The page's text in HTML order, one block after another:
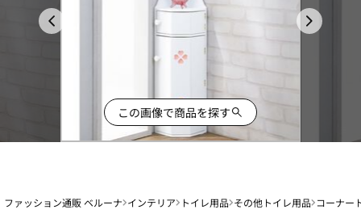
この画像で商品を探す
ファッション通販 ベルーナ インテリア トイレ用品 その他トイレ用品 コーナー